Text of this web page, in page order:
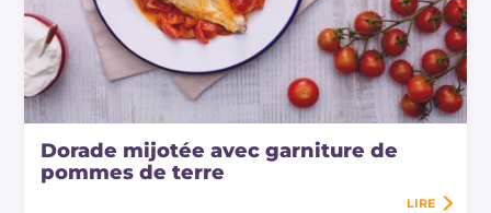
Dorade mijotée avec garniture de
pommes de terre
LIRE